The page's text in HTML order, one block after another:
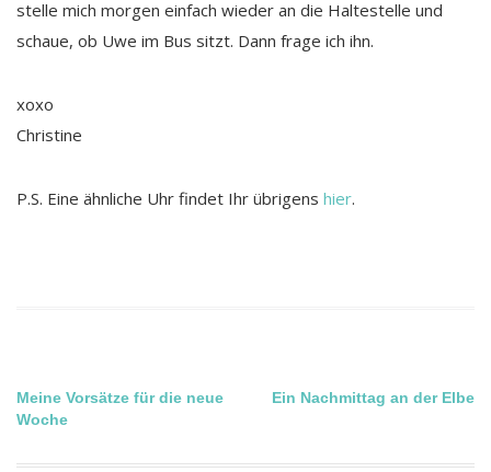
stelle mich morgen einfach wieder an die Haltestelle und
schaue, ob Uwe im Bus sitzt. Dann frage ich ihn.
xoxo
Christine
P.S. Eine ähnliche Uhr findet Ihr übrigens hier.
Beitragsnavigation
Meine Vorsätze für die neue
Woche
Ein Nachmittag an der Elbe